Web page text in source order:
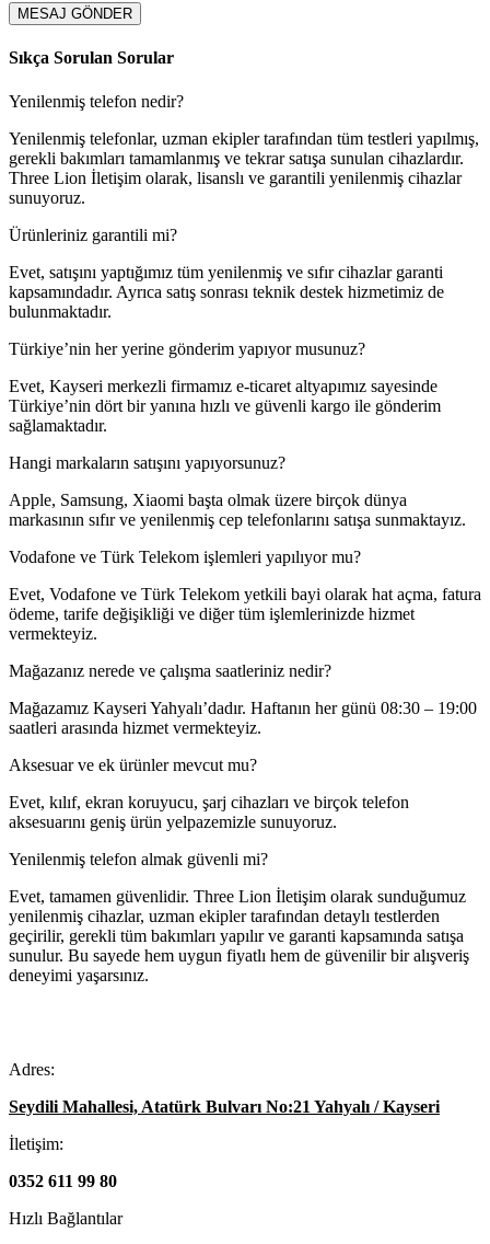
Sıkça Sorulan Sorular
Yenilenmiş telefon nedir?
Yenilenmiş telefonlar, uzman ekipler tarafından tüm testleri yapılmış,
gerekli bakımları tamamlanmış ve tekrar satışa sunulan cihazlardır.
Three Lion İletişim olarak, lisanslı ve garantili yenilenmiş cihazlar
sunuyoruz.
Ürünleriniz garantili mi?
Evet, satışını yaptığımız tüm yenilenmiş ve sıfır cihazlar garanti
kapsamındadır. Ayrıca satış sonrası teknik destek hizmetimiz de
bulunmaktadır.
Türkiye’nin her yerine gönderim yapıyor musunuz?
Evet, Kayseri merkezli firmamız e-ticaret altyapımız sayesinde
Türkiye’nin dört bir yanına hızlı ve güvenli kargo ile gönderim
sağlamaktadır.
Hangi markaların satışını yapıyorsunuz?
Apple, Samsung, Xiaomi başta olmak üzere birçok dünya
markasının sıfır ve yenilenmiş cep telefonlarını satışa sunmaktayız.
Vodafone ve Türk Telekom işlemleri yapılıyor mu?
Evet, Vodafone ve Türk Telekom yetkili bayi olarak hat açma, fatura
ödeme, tarife değişikliği ve diğer tüm işlemlerinizde hizmet
vermekteyiz.
Mağazanız nerede ve çalışma saatleriniz nedir?
Mağazamız Kayseri Yahyalı’dadır. Haftanın her günü 08:30 – 19:00
saatleri arasında hizmet vermekteyiz.
Aksesuar ve ek ürünler mevcut mu?
Evet, kılıf, ekran koruyucu, şarj cihazları ve birçok telefon
aksesuarını geniş ürün yelpazemizle sunuyoruz.
Yenilenmiş telefon almak güvenli mi?
Evet, tamamen güvenlidir. Three Lion İletişim olarak sunduğumuz
yenilenmiş cihazlar, uzman ekipler tarafından detaylı testlerden
geçirilir, gerekli tüm bakımları yapılır ve garanti kapsamında satışa
sunulur. Bu sayede hem uygun fiyatlı hem de güvenilir bir alışveriş
deneyimi yaşarsınız.
Adres:
Seydili Mahallesi, Atatürk Bulvarı No:21 Yahyalı / Kayseri
İletişim:
0352 611 99 80
Hızlı Bağlantılar